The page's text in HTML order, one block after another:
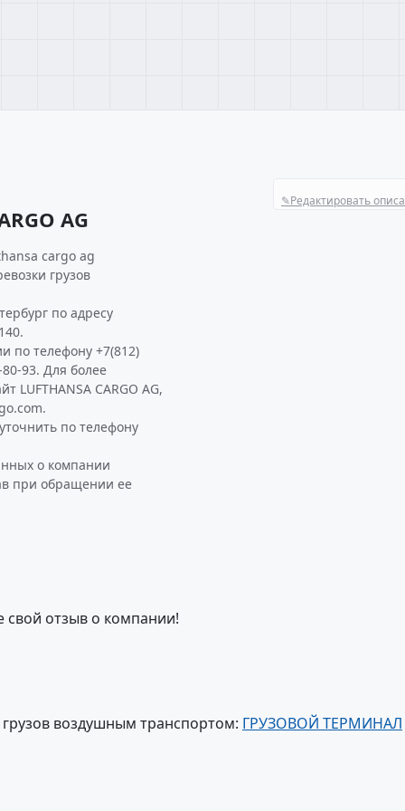
✎Редактировать
AG
cargo ag
грузов
по адресу
по телефону +7(812)
93. Для более
CARGO AG,
по телефону
о компании
при обращении ее
свой отзыв о компании!
воздушным транспортом: ГРУЗОВОЙ ТЕРМИНАЛ